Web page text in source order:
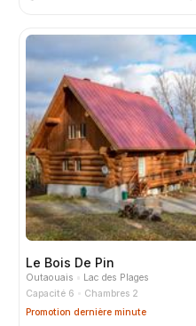
Le Bois De Pin
Outaouais
Lac des Plages
Capacité 6
Chambres 2
Promotion dernière minute